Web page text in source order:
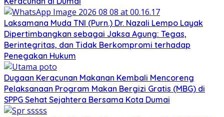
Laksamana Muda TNI (Purn.) Dr. Nazali Lempo Layak
Dipertimbangkan sebagai Jaksa Agung: Tegas,
Berintegritas, dan Tidak Berkompromi terhadap
Penegakan Hukum
Dugaan Keracunan Makanan Kembali Mencoreng
Pelaksanaan Program Makan Bergizi Gratis (MBG) di
SPPG Sehat Sejahtera Bersama Kota Dumai